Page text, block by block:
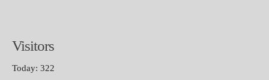
Visitors
Today: 322